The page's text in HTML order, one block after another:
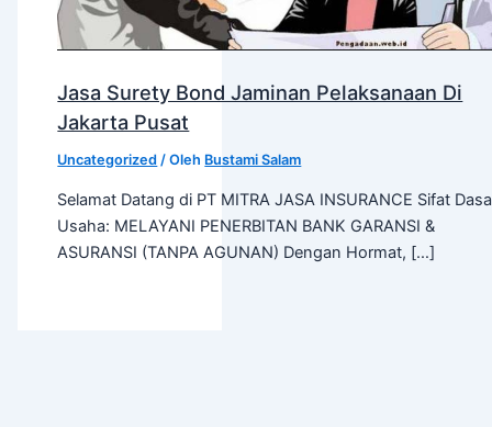
Jasa Surety Bond Jaminan Pelaksanaan Di
Jakarta Pusat
Uncategorized / Oleh Bustami Salam
Selamat Datang di PT MITRA JASA INSURANCE Sifat
Usaha: MELAYANI PENERBITAN BANK GARANSI &
ASURANSI (TANPA AGUNAN) Dengan Hormat, […]